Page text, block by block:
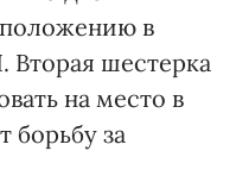
в
Вторая шестерка
на место в
борьбу за